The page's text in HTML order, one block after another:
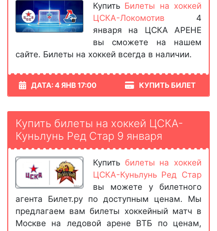
Купить Билеты на хоккей
ЦСКА-Локомотив 4
января на ЦСКА АРЕНЕ
вы сможете на нашем
сайте. Билеты на хоккей всегда в наличии.
ДАТА: 4 ЯНВ 17:00 КУПИТЬ БИЛЕТ
Купить билеты на хоккей ЦСКА-
Куньлунь Ред Стар 9 января
Купить билеты на хоккей
ЦСКА-Куньлунь Ред Стар
вы можете у билетного
агента Билет.ру по доступным ценам. Мы
предлагаем вам билеты хоккейный матч в
Москве на ледовой арене ВТБ по ценам,